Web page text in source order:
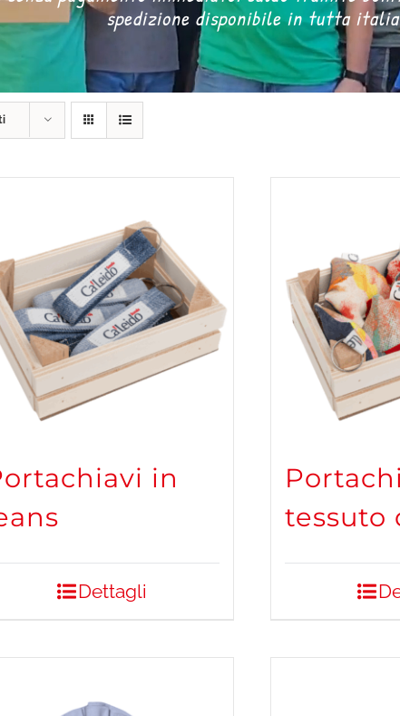
spedizione disponibile in tutta italia
in
Dettagli
tessuto